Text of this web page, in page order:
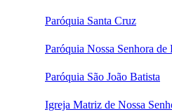
Paróquia Santa Cruz
Paróquia Nossa Senhora de
Paróquia São João Batista
Igreja Matriz de Nossa